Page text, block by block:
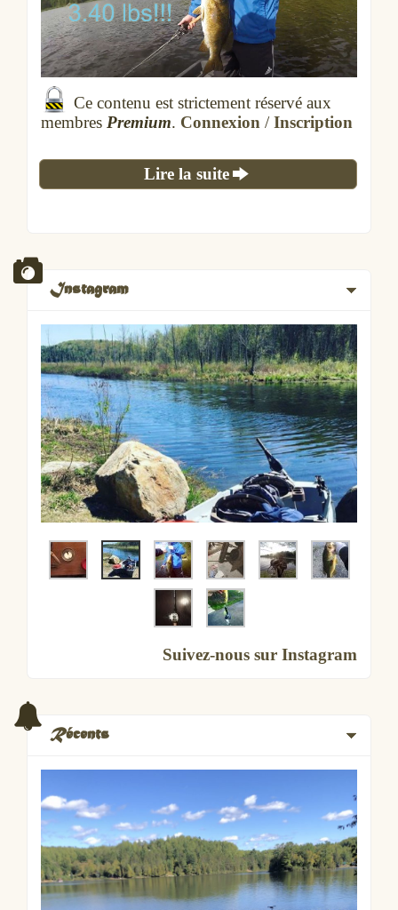
Ce contenu est strictement réservé aux
membres Premium. Connexion /Inscription
Lire la suite
Instagram
Suivez-nous sur Instagram
Récents